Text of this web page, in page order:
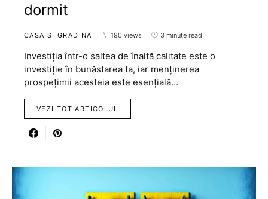
dormit
CASA SI GRADINA 190 views 3 minute read
Investiția într-o saltea de înaltă calitate este o
investiție în bunăstarea ta, iar menținerea
prospețimii acesteia este esențială…
VEZI TOT ARTICOLUL